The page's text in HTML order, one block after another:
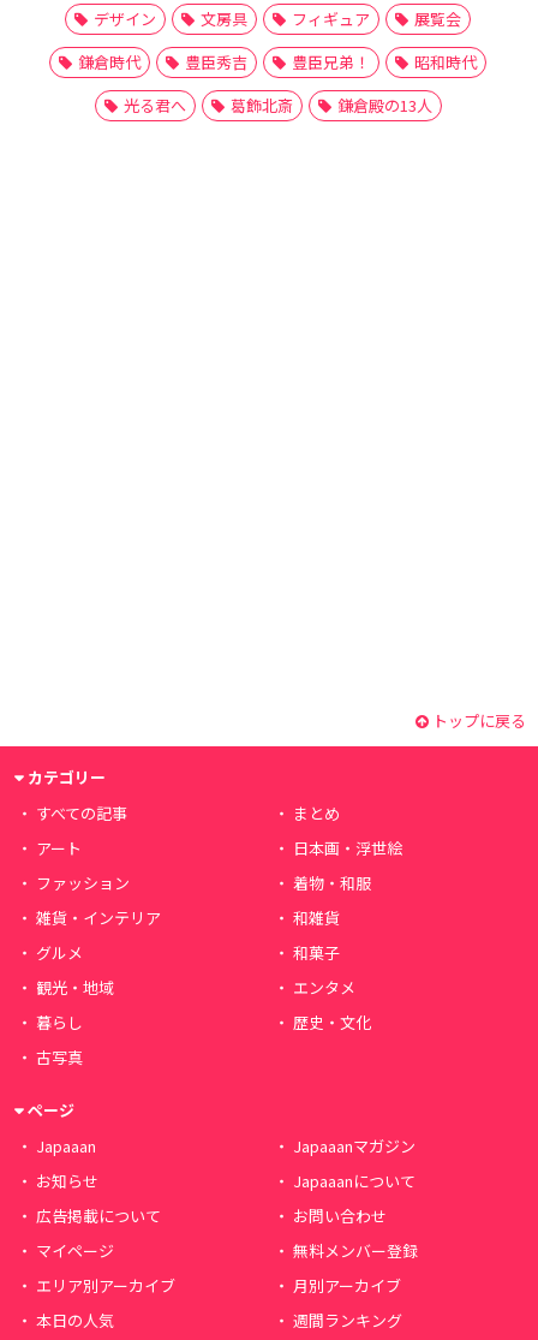
デザイン
文房具 フィギュア
展覧会
鎌倉時代
豊臣秀吉 豊臣兄弟！
昭和時代
光る君へ
葛飾北斎 鎌倉殿の13人
トップに戻る
カテゴリー
すべての記事
まとめ
アート
日本画・浮世絵
ファッション
着物・和服
雑貨・インテリア
和雑貨
グルメ
和菓子
観光・地域
エンタメ
暮らし
歴史・文化
古写真
ページ
Japaaan
Japaaanマガジン
お知らせ
Japaaanについて
広告掲載について
お問い合わせ
マイページ
無料メンバー登録
エリア別アーカイブ
月別アーカイブ
本日の人気
週間ランキング